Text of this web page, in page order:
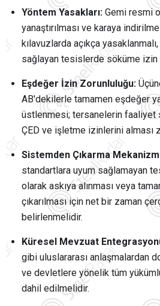
Yöntem Yasakları: Gemi resmi
yanaştırılması ve karaya
kılavuzlarda açıkça
sağlayan tesislerde söküme izin
Eşdeğer İzin Zorunluluğu:
AB'dekilerle tamamen eşdeğer
üstlenmesi; tersanelerin faaliyet
ÇED ve işletme izinlerini alması
Sistemden Çıkarma
standartlara uyum sağlamayan
olarak askıya alınması veya
çıkarılması için net bir zaman
belirlenmelidir.
Küresel Mevzuat
gibi uluslararası anlaşmalardan
ve devletlere yönelik tüm
dahil edilmelidir.